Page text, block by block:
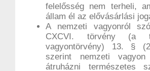
felelősség nem terheli,
állam él az elővásárlási
A nemzeti vagyonról
CXCVI. törvény (a
vagyontörvény) 13. §
szerint nemzeti vagyon
átruházni természetes